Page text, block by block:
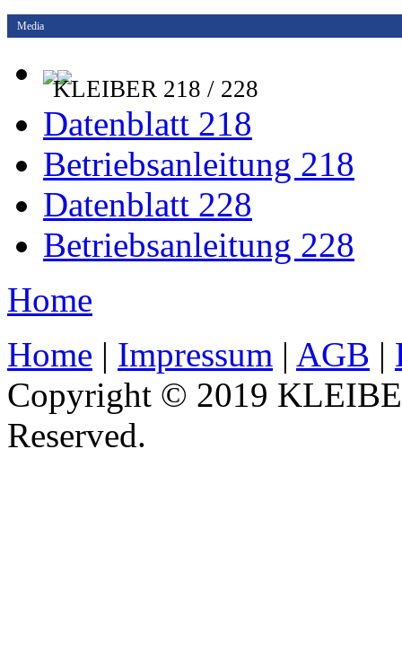
Media
KLEIBER 218 / 228
Datenblatt 218
Betriebsanleitung 218
Datenblatt 228
Betriebsanleitung 228
Home
Home | Impressum | AGB |
Copyright © 2019
Reserved.